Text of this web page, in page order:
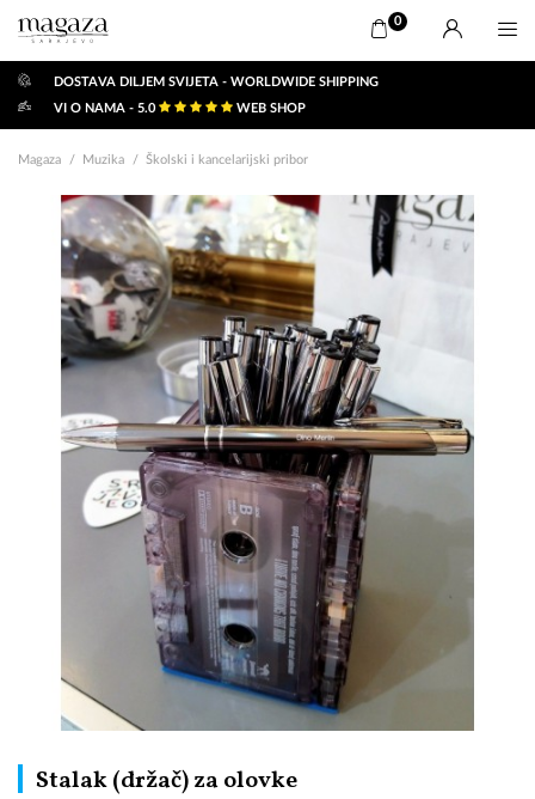
0
DOSTAVA DILJEM SVIJETA - WORLDWIDE SHIPPING
VI O NAMA - 5.0
WEB SHOP
Magaza Muzika Školski i kancelarijski pribor
Stalak (držač) za olovkeKutija